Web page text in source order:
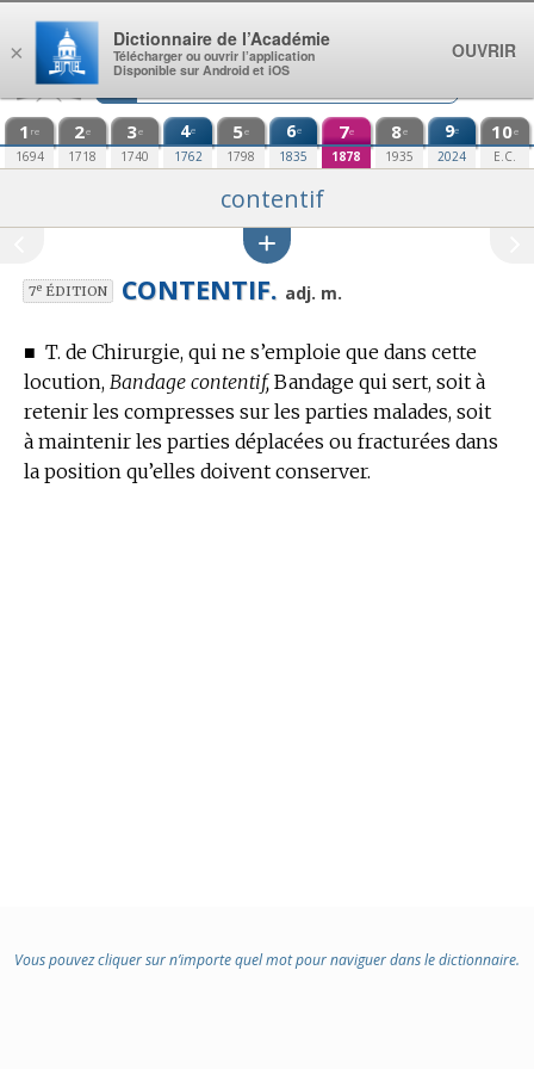
Aller au contenu
1 re
1694
2e
1718
3e
1740
4e
1762
5e
1798
6e
1835
7e
1878
8e
1935
9e
2024
10e
E.C.
contentif
7eÉDITION CONTENTIF. adj. m.
■ T. de Chirurgie, qui ne s’emploie que dans cette
locution, Bandage contentif, Bandage qui sert, soit à
retenir les compresses sur les parties malades, soit
à maintenir les parties déplacées ou fracturées dans
la position qu’elles doivent conserver.
Vous pouvez cliquer sur n’importe quel mot pour naviguer dans le dictionnaire.
×
Dictionnaire de l’Académie
Télécharger ou ouvrir l’application
Disponible sur Android et iOS
OUVRIR